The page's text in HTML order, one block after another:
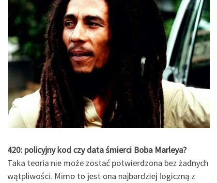
420: policyjny kod czy data śmierci Boba Marleya?
Taka teoria nie może zostać potwierdzona bez żadnych
wątpliwości. Mimo to jest ona najbardziej logiczną z